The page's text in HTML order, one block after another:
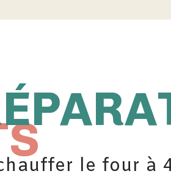
le four à